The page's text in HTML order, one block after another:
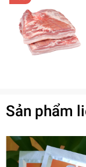
Sản phẩm